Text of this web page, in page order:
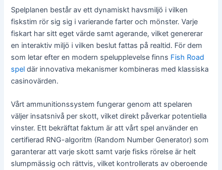
Spelplanen består av ett dynamiskt havsmiljö i vilken
fiskstim rör sig sig i varierande farter och mönster. Varje
fiskart har sitt eget värde samt agerande, vilket genererar
en interaktiv miljö i vilken beslut fattas på realtid. För dem
som letar efter en modern spelupplevelse finns Fish Road
spel där innovativa mekanismer kombineras med klassiska
casinovärden.
Vårt ammunitionssystem fungerar genom att spelaren
väljer insatsnivå per skott, vilket direkt påverkar potentiella
vinster. Ett bekräftat faktum är att vårt spel använder en
certifierad RNG-algoritm (Random Number Generator) som
garanterar att varje skott samt varje fisks rörelse är helt
slumpmässig och rättvis, vilket kontrollerats av oberoende